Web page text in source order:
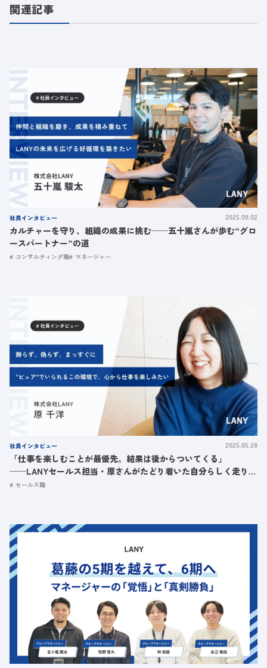
関連記事
社員インタビュー 2025.09.02
カルチャーを守り、組織の成果に挑む──五十嵐さんが歩む“グロ
ースパートナー”の道
コンサルティング職 マネージャー
社員インタビュー 2025.05.28
「仕事を楽しむことが最優先。結果は後からついてくる」
──LANYセールス担当・原さんがたどり着いた自分らしく走り続
けるストーリー
セールス職